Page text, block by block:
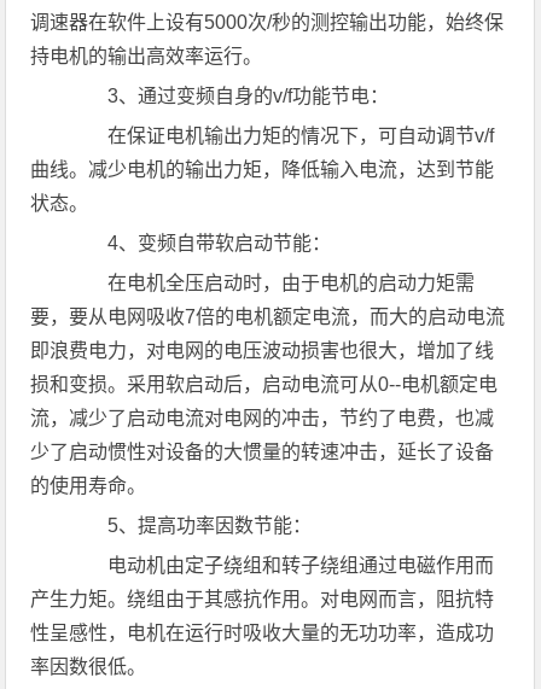
调速器在软件上设有5000次/秒的测控输出功能，始终保
持电机的输出高效率运行。
3、通过变频自身的v/f功能节电：
在保证电机输出力矩的情况下，可自动调节v/f
曲线。减少电机的输出力矩，降低输入电流，达到节能
状态。
4、变频自带软启动节能：
在电机全压启动时，由于电机的启动力矩需
要，要从电网吸收7倍的电机额定电流，而大的启动电流
即浪费电力，对电网的电压波动损害也很大，增加了线
损和变损。采用软启动后，启动电流可从0--电机额定电
流，减少了启动电流对电网的冲击，节约了电费，也减
少了启动惯性对设备的大惯量的转速冲击，延长了设备
的使用寿命。
5、提高功率因数节能：
电动机由定子绕组和转子绕组通过电磁作用而
产生力矩。绕组由于其感抗作用。对电网而言，阻抗特
性呈感性，电机在运行时吸收大量的无功功率，造成功
率因数很低。